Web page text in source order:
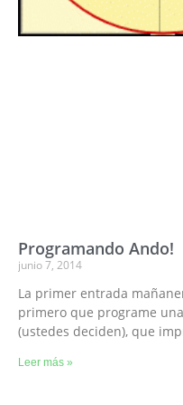
Programando Ando!
junio 7, 2014
La primer entrada
primero que programe
(ustedes deciden), que
Leer más »